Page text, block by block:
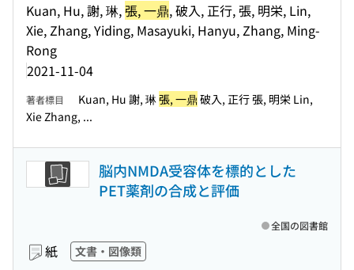
Kuan, Hu, 謝, 琳,張, 一鼎, 破入, 正行, 張, 明栄, Lin,
Xie, Zhang, Yiding, Masayuki, Hanyu, Zhang, Ming-
Rong
2021-11-04
著者標目 Kuan, Hu 謝, 琳張, 一鼎 破入, 正行 張, 明栄 Lin,
Xie Zhang, ...
脳内NMDA受容体を標的とした
PET薬剤の合成と評価
紙 文書・図像類
全国の図書館